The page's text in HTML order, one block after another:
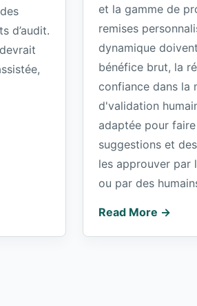
d’audit.
et la gamme de
remises
dynamique
bénéfice brut, la
confiance dans la
d'validation
adaptée pour
suggestions et
les approuver par
ou par des
Read More →